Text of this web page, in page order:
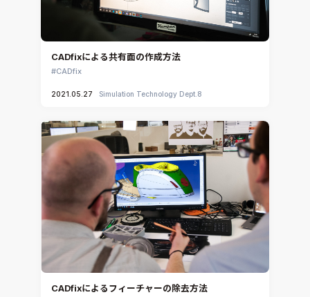
CADfixによる共有面の作成方法
CADfix
2021.05.27 Simulation Technology Dept.8
CADfixによるフィーチャーの除去方法